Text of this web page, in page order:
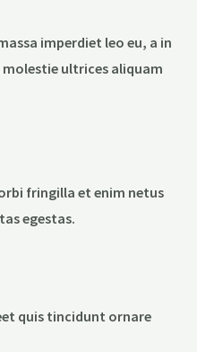
imperdiet leo eu, a in
ultrices aliquam
fringilla et enim netus
egestas.
quis tincidunt ornare